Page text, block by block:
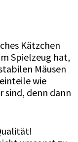
Kätzchen
Spielzeug hat,
Mäusen
wie
sind, denn dann